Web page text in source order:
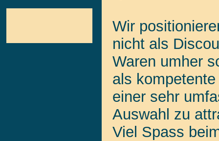
Wir
nicht als
Waren umher
als
einer sehr
Auswahl zu
Viel Spass